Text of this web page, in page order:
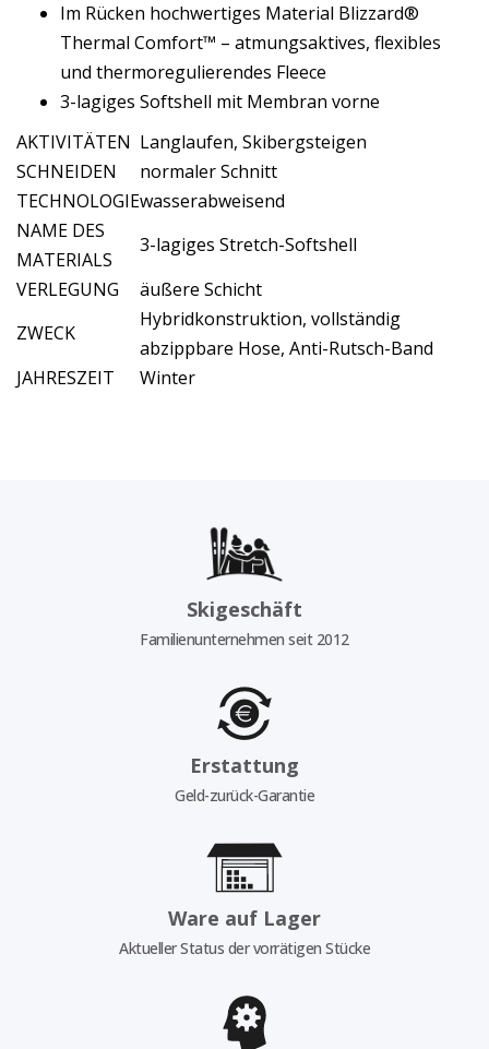
Im Rücken hochwertiges Material Blizzard®
Thermal Comfort™ – atmungsaktives, flexibles
und thermoregulierendes Fleece
3-lagiges Softshell mit Membran vorne
AKTIVITÄTEN Langlaufen, Skibergsteigen
SCHNEIDEN
normaler Schnitt
TECHNOLOGIEwasserabweisend
NAME DES
MATERIALS
3-lagiges Stretch-Softshell
VERLEGUNG
äußere Schicht
ZWECK
Hybridkonstruktion, vollständig
abzippbare Hose, Anti-Rutsch-Band
JAHRESZEIT
Winter
Skigeschäft
Familienunternehmen seit 2012
Erstattung
Geld-zurück-Garantie
Ware auf Lager
Aktueller Status der vorrätigen Stücke